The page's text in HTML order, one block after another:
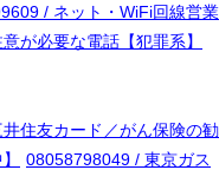
/ ネット・WiFi回線営業
が必要な電話【犯罪系】
住友カード／がん保険の
08058798049 / 東京ガス